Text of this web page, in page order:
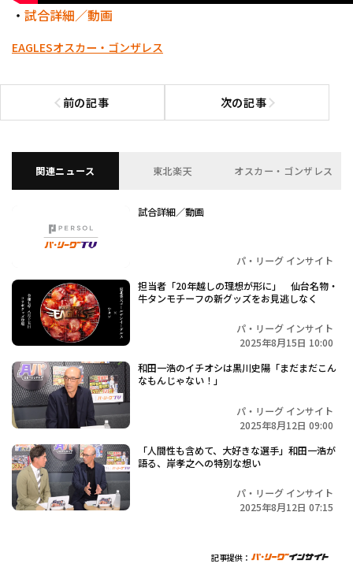
・ 試合詳細／動画
EAGLESオスカー・ゴンザレス
前の記事
前の記事へ 次の記事次の記事へ
関連ニュース 東北楽天 オスカー・ゴンザレス
試合詳細／動画
パ・リーグ インサイト
担当者「20年越しの理想が形に」 仙台名物・
牛タンモチーフの新グッズをお見逃しなく
パ・リーグ インサイト
2025年8月15日 10:00
和田一浩のイチオシは黒川史陽「まだまだこん
なもんじゃない！」
パ・リーグ インサイト
2025年8月12日 09:00
「人間性も含めて、大好きな選手」和田一浩が
語る、岸孝之への特別な想い
パ・リーグ インサイト
2025年8月12日 07:15
記事提供：